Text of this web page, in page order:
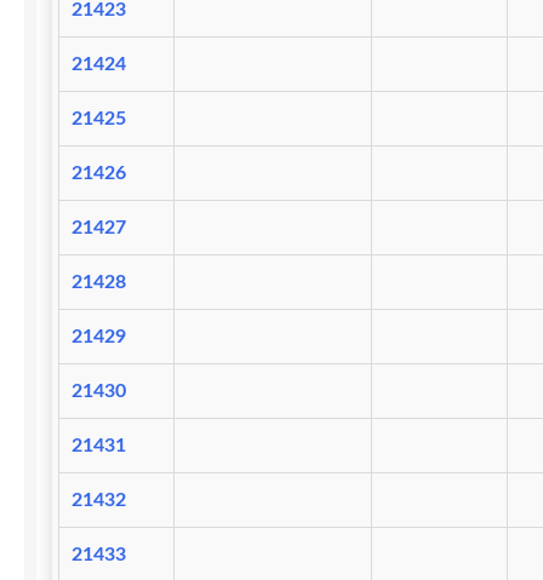
21423
21424
21425
21426
21427
21428
21429
21430
21431
21432
21433